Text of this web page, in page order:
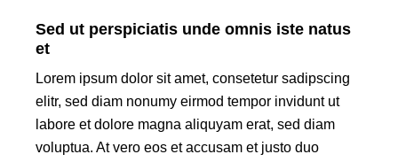
Sed ut perspiciatis unde omnis iste natus
et
Lorem ipsum dolor sit amet, consetetur sadipscing
elitr, sed diam nonumy eirmod tempor invidunt ut
labore et dolore magna aliquyam erat, sed diam
voluptua. At vero eos et accusam et justo duo